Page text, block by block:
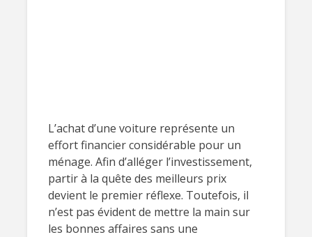
L’achat d’une voiture représente un
effort financier considérable pour un
ménage. Afin d’alléger l’investissement,
partir à la quête des meilleurs prix
devient le premier réflexe. Toutefois, il
n’est pas évident de mettre la main sur
les bonnes affaires sans une